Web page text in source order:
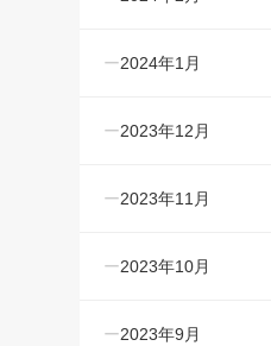
2024年1月
2023年12月
2023年11月
2023年10月
2023年9月